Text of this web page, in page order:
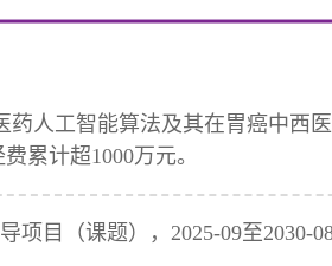
人工智能算法及其在胃癌中西
累计超1000万元。
目（课题），2025-09至2030-